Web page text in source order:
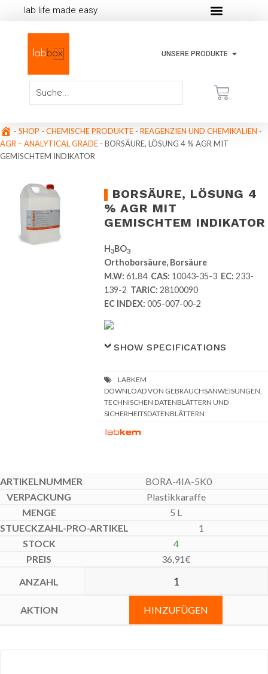
lab life made easy
UNSERE PRODUKTE
- SHOP - CHEMISCHE PRODUKTE - REAGENZIEN UND CHEMIKALIEN -
AGR – ANALYTICAL GRADE - BORSÄURE, LÖSUNG 4 % AGR MIT
GEMISCHTEM INDIKATOR
BORSÄURE, LÖSUNG 4
% AGR MIT
GEMISCHTEM INDIKATOR
H 3BO3
Orthoborsäure, Borsäure
M.W:61.84 CAS: 10043-35-3 EC:233-
139-2 TARIC:28100090
EC INDEX:005-007-00-2
SHOW SPECIFICATIONS
DOWNLOAD VON GEBRAUCHSANWEISUNGEN,
TECHNISCHEN DATENBLÄTTERN UND
SICHERHEITSDATENBLÄTTERN
BORA-4IA-5K0
Plastikkaraffe
5 L
1
4
36,91€
HINZUFÜGEN